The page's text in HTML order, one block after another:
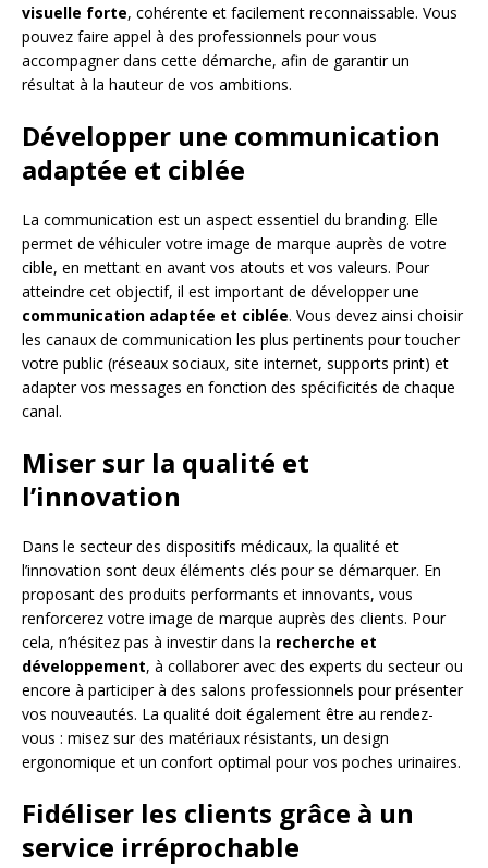
visuelle forte, cohérente et facilement reconnaissable. Vous
pouvez faire appel à des professionnels pour vous
accompagner dans cette démarche, afin de garantir un
résultat à la hauteur de vos ambitions.
Développer une communication
adaptée et ciblée
La communication est un aspect essentiel du branding. Elle
permet de véhiculer votre image de marque auprès de votre
cible, en mettant en avant vos atouts et vos valeurs. Pour
atteindre cet objectif, il est important de développer une
communication adaptée et ciblée. Vous devez ainsi choisir
les canaux de communication les plus pertinents pour toucher
votre public (réseaux sociaux, site internet, supports print) et
adapter vos messages en fonction des spécificités de chaque
canal.
Miser sur la qualité et
l’innovation
Dans le secteur des dispositifs médicaux, la qualité et
l’innovation sont deux éléments clés pour se démarquer. En
proposant des produits performants et innovants, vous
renforcerez votre image de marque auprès des clients. Pour
cela, n’hésitez pas à investir dans la recherche et
développement, à collaborer avec des experts du secteur ou
encore à participer à des salons professionnels pour présenter
vos nouveautés. La qualité doit également être au rendez-
vous : misez sur des matériaux résistants, un design
ergonomique et un confort optimal pour vos poches urinaires.
Fidéliser les clients grâce à un
service irréprochable